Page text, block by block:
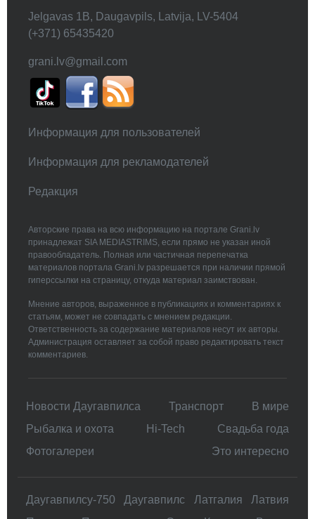
Jelgavas 1B, Daugavpils, Latvija, LV-5404
(+371) 65435420
grani.lv@gmail.com
Информация для пользователей
Информация для рекламодателей
Редакция
Авторские права на всю информацию на портале Grani.lv
принадлежат SIA MEDIASTRIMS, если прямо не указан иной
правообладатель. Полная или частичная перепечатка
материалов портала Grani.lv разрешается при наличии прямой
гиперссылки на страницу, откуда материал заимствован.
Мнение авторов, выраженное в публикациях и комментариях к
статьям, может не совпадать с мнением редакции.
Ответственность за содержание материалов несут их авторы.
Администрация оставляет за собой право редактировать текст
комментариев.
Новости Даугавпилса Транспорт
В мире
Рыбалка и охота
Hi-Tech
Свадьбa года
Фотогалереи
Это интересно
Даугавпилсу-750 Даугавпилс Латгалия
Латвия